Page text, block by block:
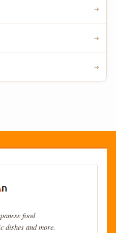
→
→
→
food
dishes and more.